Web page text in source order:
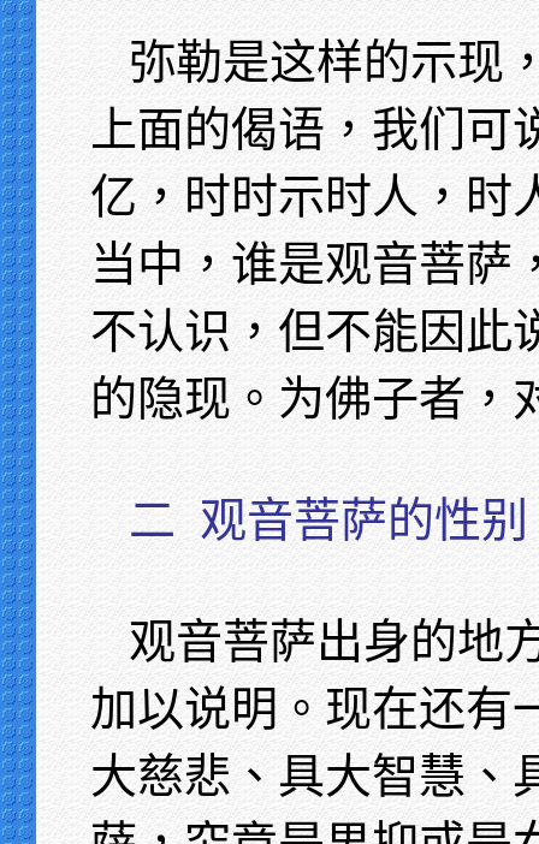
弥勒是这样的示现
上面的偈语，我们
亿，时时示时人，时
当中，谁是观音菩萨
不认识，但不能因此
的隐现。为佛子者，
二 观音菩萨的性别
观音菩萨出身的地
加以说明。现在还有
大慈悲、具大智慧、